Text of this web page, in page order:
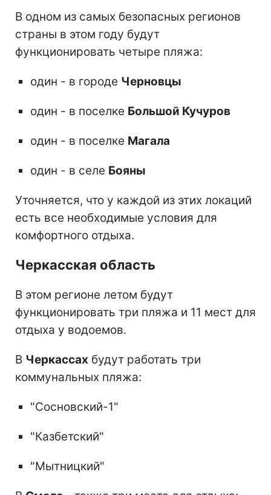
В одном из самых безопасных регионов
страны в этом году будут
функционировать четыре пляжа:
один - в городе Черновцы
один - в поселке Большой Кучуров
один - в поселке Магала
один - в селе Бояны
Уточняется, что у каждой из этих локаций
есть все необходимые условия для
комфортного отдыха.
Черкасская область
В этом регионе летом будут
функционировать три пляжа и 11 мест для
отдыха у водоемов.
В Черкассах будут работать три
коммунальных пляжа:
"Сосновский-1"
"Казбетский"
"Мытницкий"